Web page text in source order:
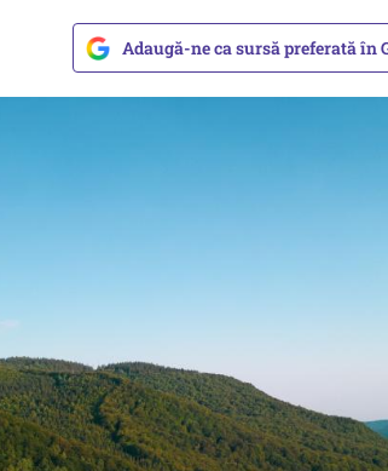
Adaugă-ne ca sursă preferată în